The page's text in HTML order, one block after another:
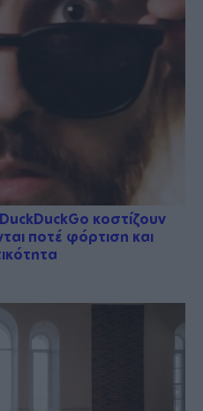
κοστίζουν
ποτέ φόρτιση και